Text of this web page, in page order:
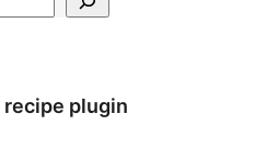
recipe plugin